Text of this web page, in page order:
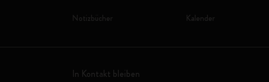
Notizbücher Kalender
In Kontakt bleiben